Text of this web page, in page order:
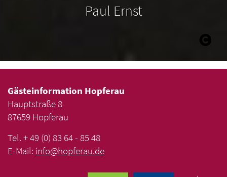
Paul Ernst
Gästeinformation Hopferau
Hauptstraße 8
87659 Hopferau
Tel. + 49 (0) 83 64 - 85 48
E-Mail: info@hopferau.de